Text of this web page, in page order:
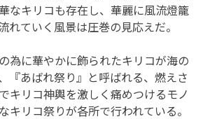
なキリコも存在し、華麗に風流燈籠
れていく風景は圧巻の見応えだ。
為に華やかに飾られたキリコが海の
『あばれ祭り』と呼ばれる、燃えさ
キリコ神輿を激しく痛めつけるモノ
キリコ祭りが各所で行われている。